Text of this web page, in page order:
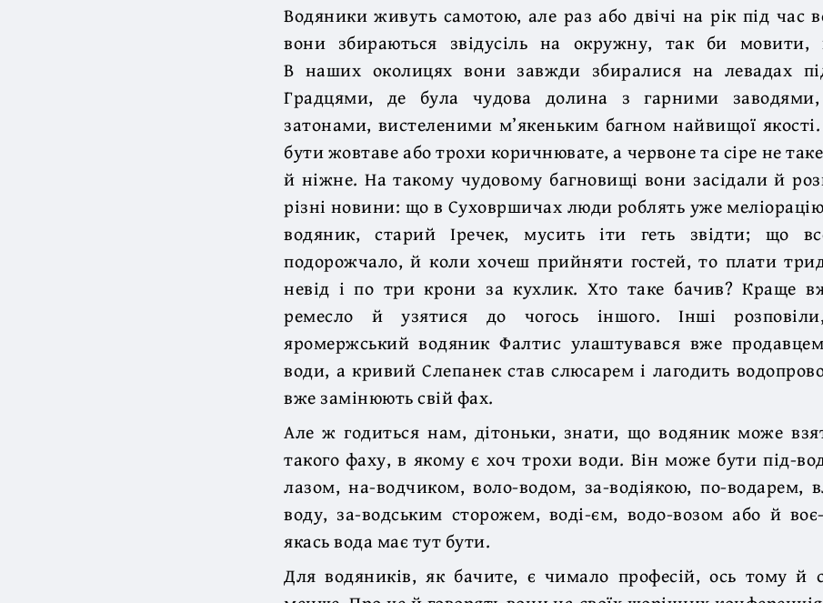
Водяники живуть самотою, але раз або двічі на рік під час
вони збираються звідусіль на окружну, так би мовити,
В наших околицях вони завжди збиралися на левадах
Градцями, де була чудова долина з гарними
затонами, вистеленими м’якеньким багном найвищої
бути жовтаве або трохи коричнювате, а червоне та сіре не
й ніжне. На такому чудовому багновищі вони засідали й
різні новини: що в Суховршичах люди роблять уже
водяник, старий Іречек, мусить іти геть звідти; що
подорожчало, й коли хочеш прийняти гостей, то плати
невід і по три крони за кухлик. Хто таке бачив? Краще
ремесло й узятися до чогось іншого. Інші
яромержський водяник Фалтис улаштувався вже
води, а кривий Слепанек став слюсарем і лагодить
вже замінюють свій фах.
Але ж годиться нам, дітоньки, знати, що водяник може
такого фаху, в якому є хоч трохи води. Він може бути під-
лазом, на-водчиком, воло-водом, за-водіякою, по-водарем,
воду, за-водським сторожем, воді-єм, водо-возом або й
якась вода має тут бути.
Для водяників, як бачите, є чимало професій, ось тому й